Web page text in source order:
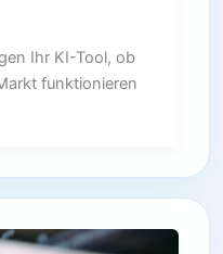
Ihr KI-Tool, ob
funktionieren